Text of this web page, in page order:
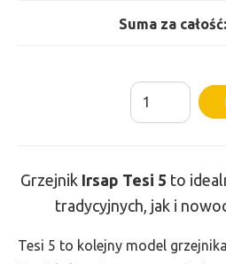
Suma za całość:
ilość
Grzejnik
-
wys.
Grzejnik Irsap Tesi 5 to
tradycyjnych, jak i
Tesi 5 to kolejny model